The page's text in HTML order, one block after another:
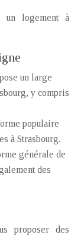
un logement à
un large
y compris
populaire
à Strasbourg.
générale de
des
proposer des